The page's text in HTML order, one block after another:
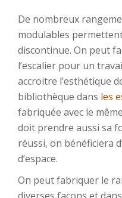
De nombreux
modulables
discontinue. On peut
l’escalier pour un
accroitre l’esthétique
bibliothèque dans les
fabriquée avec le
doit prendre aussi sa
réussi, on bénéficiera
d’espace.
On peut fabriquer le